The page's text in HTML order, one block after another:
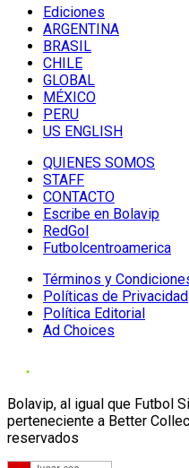
Ediciones
ARGENTINA
BRASIL
CHILE
GLOBAL
MÉXICO
PERU
US ENGLISH
QUIENES SOMOS
STAFF
CONTACTO
Escribe en Bolavip
RedGol
Futbolcentroamerica
Términos y
Políticas de Privacidad
Política Editorial
Ad Choices
Bolavip, al igual que Futbol
perteneciente a Better
reservados